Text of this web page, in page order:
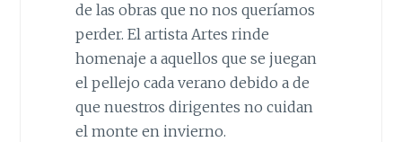
de las obras que no nos queríamos
perder. El artista Artes rinde
homenaje a aquellos que se juegan
el pellejo cada verano debido a de
que nuestros dirigentes no cuidan
el monte en invierno.